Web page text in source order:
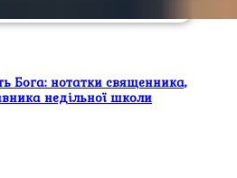
Бога: нотатки священника,
недільної школи